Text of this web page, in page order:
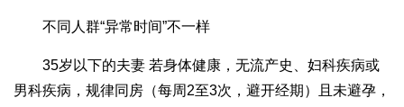
不同人群“异常时间”不一样
35岁以下的夫妻 若身体健康，无流产史、妇科疾病或
男科疾病，规律同房（每周2至3次，避开经期）且未避孕，